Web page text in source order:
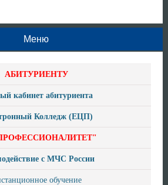
Меню
АБИТУРИЕНТУ
кабинет абитуриента
Колледж (ЕЦП)
с МЧС России
обучение